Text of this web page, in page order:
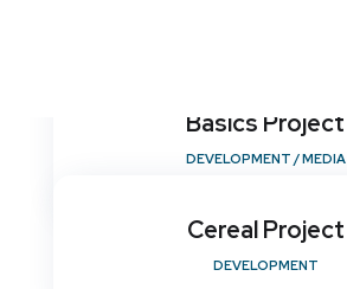
Basics Project
DEVELOPMENT /MEDIA
Cereal Project
DEVELOPMENT